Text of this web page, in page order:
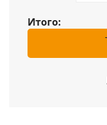
Итого: